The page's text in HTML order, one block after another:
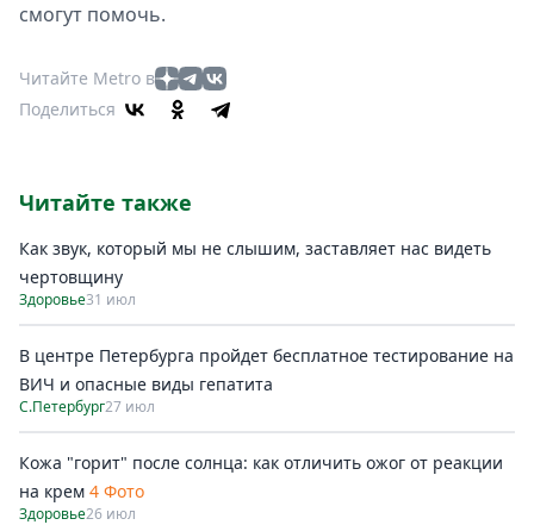
смогут помочь.
Читайте Metro в
Поделиться
Читайте также
Как звук, который мы не слышим, заставляет нас видеть
чертовщину
Здоровье31 июл
В центре Петербурга пройдет бесплатное тестирование на
ВИЧ и опасные виды гепатита
С.Петербург27 июл
Кожа "горит" после солнца: как отличить ожог от реакции
на крем 4 Фото
Здоровье26 июл